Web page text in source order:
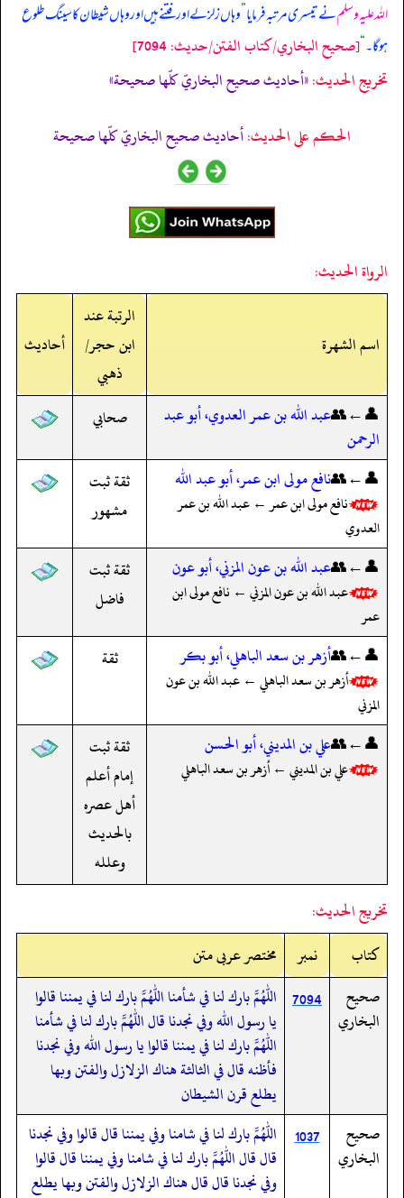
اللہ علیہ وسلمنے تیسری مرتبہ فرمایا”وہاں زلزلے اور فتنے ہیں اور وہاں شیطان کا سینگ طلوع
ہو گا۔“[صحيح البخاري/كتاب الفتن/حدیث: 7094]
تخریج الحدیث:«أحاديث صحيح البخاريّ كلّها صحيحة»
الحكم على الحديث:أحاديث صحيح البخاريّ كلّها صحيحة
الرواة الحديث:
اسم الشهرة
الرتبة عند
ابن حجر/
ذهبي
أحاديث
👤←👥عبد الله بن عمر العدوي، أبو عبد
الرحمن
صحابي
👤←👥نافع مولى ابن عمر، أبو عبد الله
نافع مولى ابن عمر ← عبد الله بن عمر
العدوي
ثقة ثبت
مشهور
👤←👥عبد الله بن عون المزني، أبو عون
عبد الله بن عون المزني ← نافع مولى ابن
عمر
ثقة ثبت
فاضل
👤←👥أزهر بن سعد الباهلي، أبو بكر
أزهر بن سعد الباهلي ← عبد الله بن عون
المزني
ثقة
👤←👥علي بن المديني، أبو الحسن
علي بن المديني ← أزهر بن سعد الباهلي
ثقة ثبت
إمام أعلم
أهل عصره
بالحديث
وعلله
تخريج الحديث:
کتاب
نمبر
مختصر عربی متن
صحيح
البخاري
7094 اللهم بارك لنا في شأمنا اللهم بارك لنا في يمننا قالوا
يا رسول الله وفي نجدنا قال اللهم بارك لنا في شأمنا
اللهم بارك لنا في يمننا قالوا يا رسول الله وفي نجدنا
فأظنه قال في الثالثة هناك الزلازل والفتن وبها
يطلع قرن الشيطان
صحيح
البخاري
1037
اللهم بارك لنا في شامنا وفي يمننا قال قالوا وفي نجدنا
قال قال اللهم بارك لنا في شامنا وفي يمننا قال قالوا
وفي نجدنا قال قال هناك الزلازل والفتن وبها يطلع